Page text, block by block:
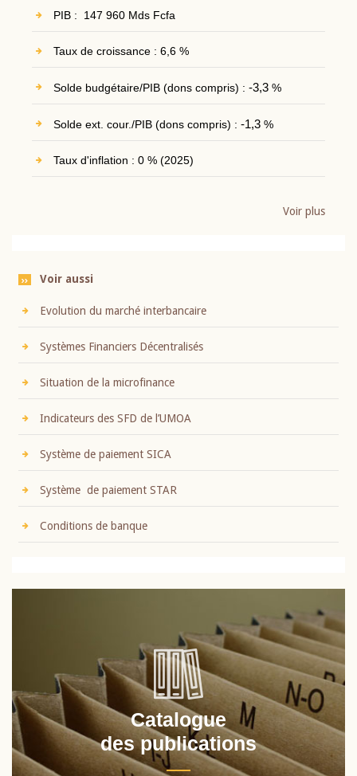
PIB : 147 960 Mds Fcfa
Taux de croissance : 6,6 %
Solde budgétaire/PIB (dons compris) : -3,3%
Solde ext. cour./PIB (dons compris) : -1,3%
Taux d'inflation : 0 % (2025)
Voir plus
Voir aussi
Evolution du marché interbancaire
Systèmes Financiers Décentralisés
Situation de la microfinance
Indicateurs des SFD de l’UMOA
Système de paiement SICA
Système de paiement STAR
Conditions de banque
Catalogue
des publications